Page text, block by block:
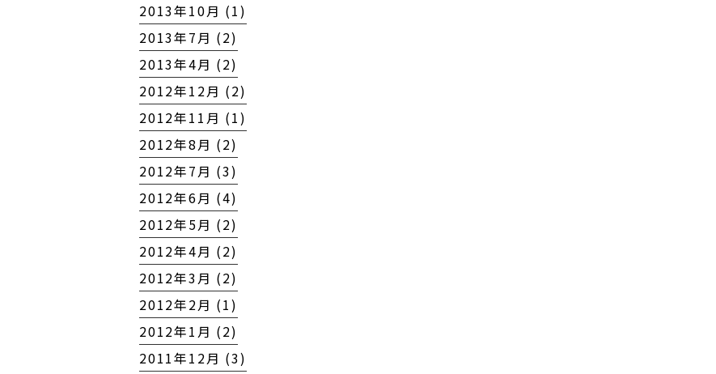
2013年10月 (1)
2013年7月 (2)
2013年4月 (2)
2012年12月 (2)
2012年11月 (1)
2012年8月 (2)
2012年7月 (3)
2012年6月 (4)
2012年5月 (2)
2012年4月 (2)
2012年3月 (2)
2012年2月 (1)
2012年1月 (2)
2011年12月 (3)